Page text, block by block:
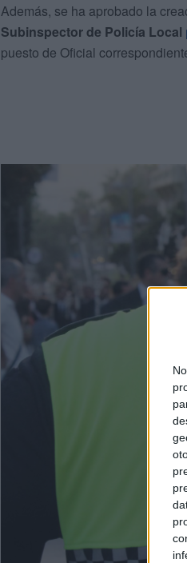
Además, se ha aprobado la
Subinspector de Policía Local
puesto de Oficial